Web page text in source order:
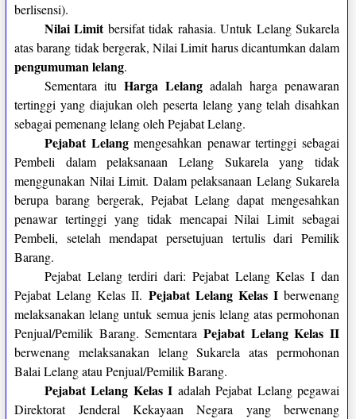
berlisensi).
Nilai Limitbersifat tidak rahasia. Untuk Lelang Sukarela
atas barang tidak bergerak, Nilai Limit harus dicantumkan dalam
pengumuman lelang.
Sementara itu Harga Lelang adalah harga penawaran
tertinggi yang diajukan oleh peserta lelang yang telah disahkan
sebagai pemenang lelang oleh Pejabat Lelang.
Pejabat Lelangmengesahkan penawar tertinggi sebagai
Pembeli dalam pelaksanaan Lelang Sukarela yang tidak
menggunakan Nilai Limit. Dalam pelaksanaan Lelang Sukarela
berupa barang bergerak, Pejabat Lelang dapat mengesahkan
penawar tertinggi yang tidak mencapai Nilai Limit sebagai
Pembeli, setelah mendapat persetujuan tertulis dari Pemilik
Barang.
Pejabat Lelang terdiri dari: Pejabat Lelang Kelas I dan
Pejabat Lelang Kelas II. Pejabat Lelang Kelas Iberwenang
melaksanakan lelang untuk semua jenis lelang atas permohonan
Penjual/Pemilik Barang. SementaraPejabat Lelang Kelas II
berwenang melaksanakan lelang Sukarela atas permohonan
Balai Lelang atau Penjual/Pemilik Barang.
Pejabat Lelang Kelas I adalah Pejabat Lelang pegawai
Direktorat Jenderal Kekayaan Negara yang berwenang